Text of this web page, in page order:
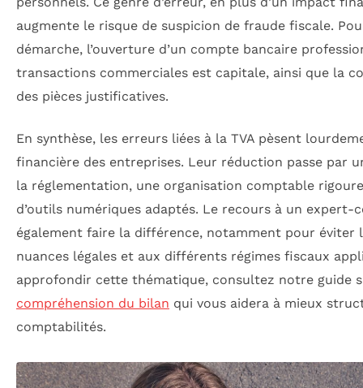
augmente le risque de suspicion de fraude fiscale.
démarche, l’ouverture d’un compte bancaire
transactions commerciales est capitale, ainsi que la
des pièces justificatives.
En synthèse, les erreurs liées à la TVA pèsent
financière des entreprises. Leur réduction passe par
la réglementation, une organisation comptable
d’outils numériques adaptés. Le recours à un expert-
également faire la différence, notamment pour éviter
nuances légales et aux différents régimes fiscaux
approfondir cette thématique, consultez notre guide
compréhension du bilan qui vous aidera à mieux
comptabilités.